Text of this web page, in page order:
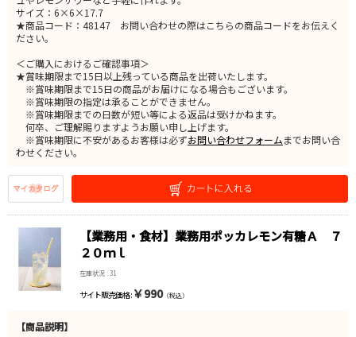
サイズ：6×6×17.7
★商品コード：48147 お問い合わせの際はこちらの商品コードをお伝えく
ださい。
＜ご購入におけるご確認事項＞
★賞味期限まで15日以上残っている商品を出荷いたします。
※賞味期限まで15日の商品がお届けになる場合もございます。
※賞味期限の指定は承ることができません。
※賞味期限までの日数が短い等による返品は受けかねます。
何卒、ご理解賜りますようお願い申し上げます。
※賞味期限に不安があるお客様は必ずお問い合わせフォームまでお問い合
わせください。
【業務用・食材】業務用ポッカレモン有糖Ａ ７
２０ｍｌ
在庫状況 : 31
サイト販売価格 : ￥990（税込）
【商品説明】